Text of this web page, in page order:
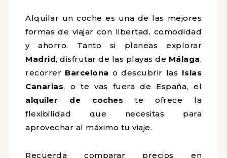
Alquilar un coche es una de las mejores
formas de viajar con libertad, comodidad
y ahorro. Tanto si planeas explorar
Madrid, disfrutar de las playas de Málaga,
recorrer Barcelona o descubrir las Islas
Canarias, o te vas fuera de España, el
alquiler de coches te ofrece la
flexibilidad que necesitas para
aprovechar al máximo tu viaje.
Recuerda comparar precios en